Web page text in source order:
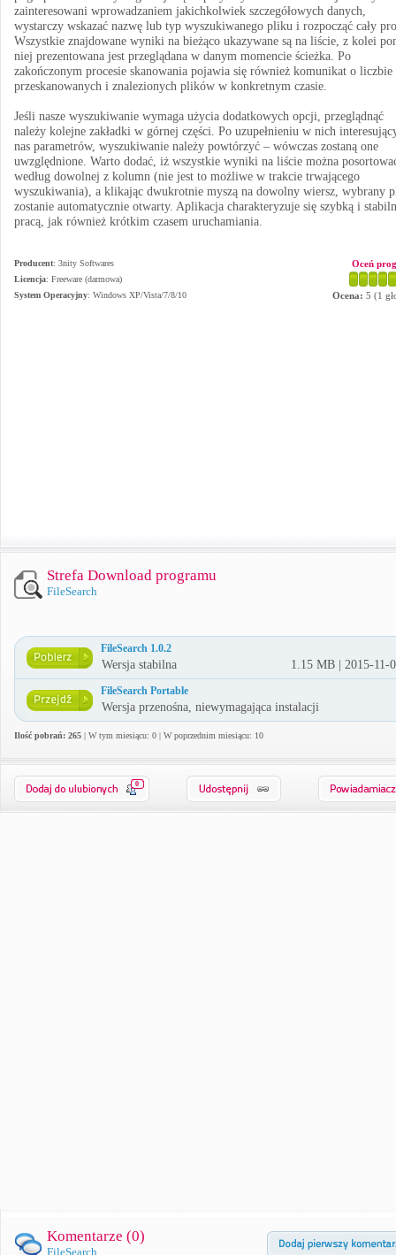
zainteresowani wprowadzaniem jakichkolwiek szczegółowych danych,
wystarczy wskazać nazwę lub typ wyszukiwanego pliku i rozpocząć cały
Wszystkie znajdowane wyniki na bieżąco ukazywane są na liście, z kolei
niej prezentowana jest przeglądana w danym momencie ścieżka. Po
zakończonym procesie skanowania pojawia się również komunikat o liczbie
przeskanowanych i znalezionych plików w konkretnym czasie.
Jeśli nasze wyszukiwanie wymaga użycia dodatkowych opcji, przeglądnąć
należy kolejne zakładki w górnej części. Po uzupełnieniu w nich
nas parametrów, wyszukiwanie należy powtórzyć – wówczas zostaną one
uwzględnione. Warto dodać, iż wszystkie wyniki na liście można
według dowolnej z kolumn (nie jest to możliwe w trakcie trwającego
wyszukiwania), a klikając dwukrotnie myszą na dowolny wiersz, wybrany
zostanie automatycznie otwarty. Aplikacja charakteryzuje się szybką i
pracą, jak również krótkim czasem uruchamiania.
Producent: 3nity Softwares
Licencja: Freeware (darmowa)
System Operacyjny: Windows XP/Vista/7/8/10
Oceń
Ocena: 5 (1
Strefa Download programu
FileSearch
FileSearch 1.0.2
Wersja stabilna 1.15 MB | 2015-11-
FileSearch Portable
Wersja przenośna, niewymagająca instalacji
Ilość pobrań: 265 | W tym miesiącu: 0 | W poprzednim miesiącu: 10
0
Komentarze (0)
FileSearch